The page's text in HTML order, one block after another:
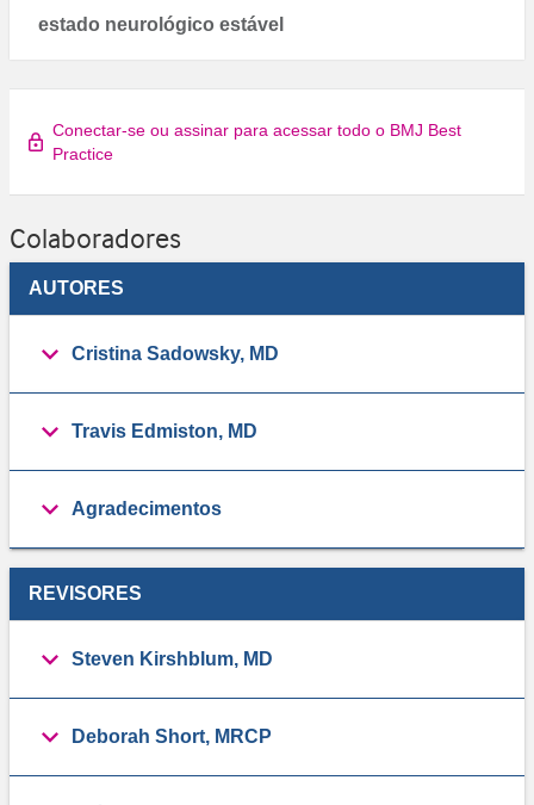
estado neurológico estável
Conectar-se ou assinar para acessar todo o BMJ Best
Practice
Colaboradores
AUTORES
Cristina Sadowsky, MD
Travis Edmiston, MD
Agradecimentos
REVISORES
Steven Kirshblum, MD
Deborah Short, MRCP